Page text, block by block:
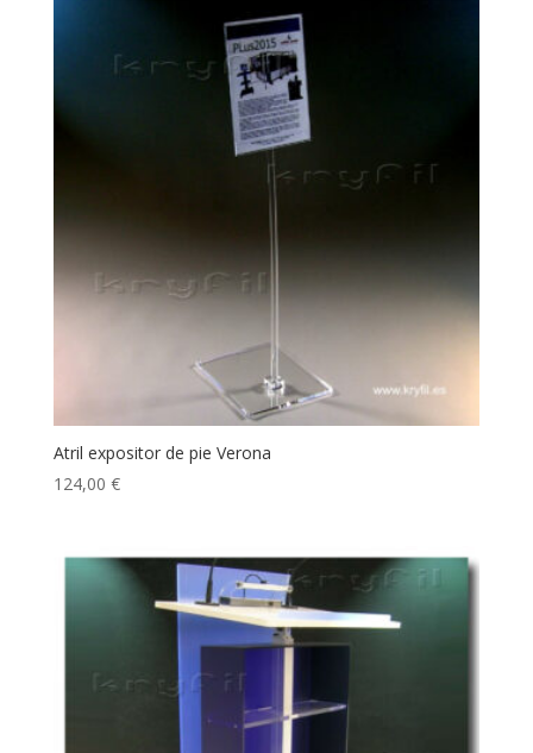
Atril expositor de pie Verona
124,00 €